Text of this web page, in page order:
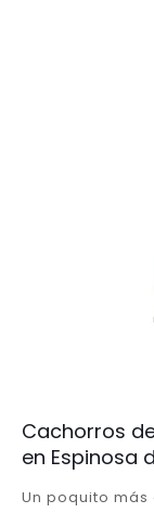
Cachorros
en Espinosa
Un poquito